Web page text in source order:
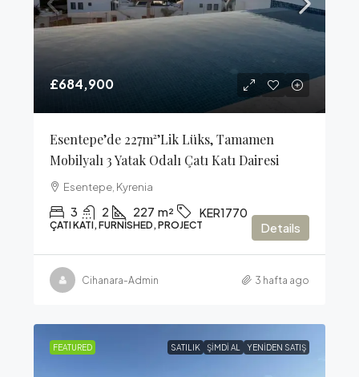
£684,900
Esentepe’de 227m²’lik Lüks, Tamamen
Mobilyalı 3 Yatak Odalı Çatı Katı Dairesi
Esentepe, Kyrenia
3 2 227 m² KER1770
ÇATI KATI, FURNISHED, PROJECT Details
Cihanara-Admin 3 hafta ago
FEATURED SATILIK ŞIMDI AL YENIDEN SATIŞ